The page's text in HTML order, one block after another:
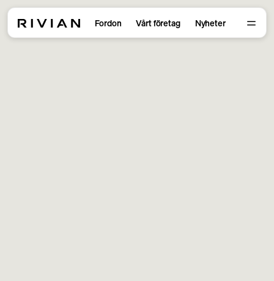
Fordon Vårt företag Nyheter